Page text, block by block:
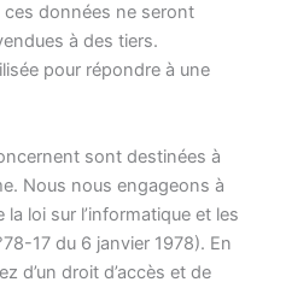
ces données ne seront
à des tiers.
pour répondre à une
sont destinées à
Nous nous engageons à
loi sur l’informatique et les
17 du 6 janvier 1978). En
d’un droit d’accès et de